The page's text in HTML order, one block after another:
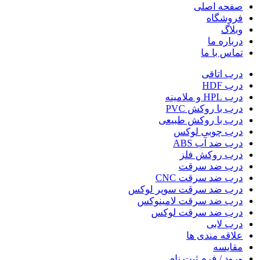
صفحه اصلی
فروشگاه
وبلاگ
درباره ما
تماس با ما
درب اتاقی
درب HDF
درب HPL و ملامینه
درب با روکش PVC
درب با روکش طبیعی
درب چوبی لوکس
درب ضد آب ABS
درب روکش فلز
درب ضد سرقت
درب ضد سرقت CNC
درب ضد سرقت سوپر لوکس
درب ضد سرقت لامینوکس
درب ضد سرقت لوکس
درب لابی
علاقه مندی ها
مقایسه